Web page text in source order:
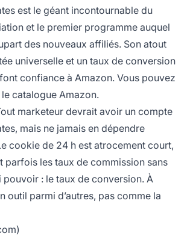
est le géant incontournable du
et le premier programme auquel
des nouveaux affiliés. Son atout
universelle et un taux de conversion
confiance à Amazon. Vous pouvez
catalogue Amazon.
marketeur devrait avoir un compte
mais ne jamais en dépendre
cookie de 24 h est atrocement court,
parfois les taux de commission sans
pouvoir : le taux de conversion. À
outil parmi d’autres, pas comme la